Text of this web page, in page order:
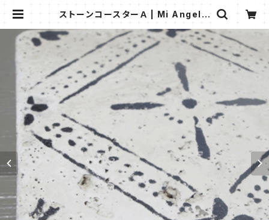
ストーンコースターＡ | Mi Angelit